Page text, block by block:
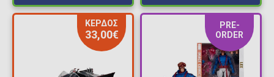
ΚΕΡΔΟΣ
33,00€
PRE-
ORDER